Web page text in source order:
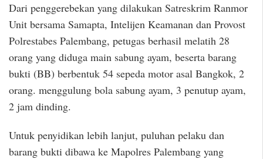
Dari penggerebekan yang dilakukan Satreskrim Ranmor
Unit bersama Samapta, Intelijen Keamanan dan Provost
Polrestabes Palembang, petugas berhasil melatih 28
orang yang diduga main sabung ayam, beserta barang
bukti (BB) berbentuk 54 sepeda motor asal Bangkok, 2
orang. menggulung bola sabung ayam, 3 penutup ayam,
2 jam dinding.
Untuk penyidikan lebih lanjut, puluhan pelaku dan
barang bukti dibawa ke Mapolres Palembang yang